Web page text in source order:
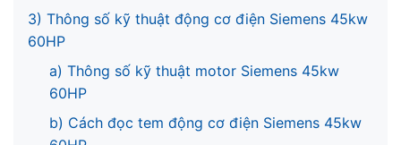
3) Thông số kỹ thuật động cơ điện Siemens 45kw
60HP
a) Thông số kỹ thuật motor Siemens 45kw
60HP
b) Cách đọc tem động cơ điện Siemens 45kw